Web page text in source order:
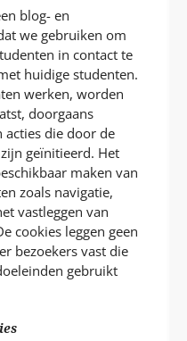
blog- en
we gebruiken om
in contact te
huidige studenten.
werken, worden
doorgaans
acties die door de
geïnitieerd. Het
maken van
zoals navigatie,
vastleggen van
cookies leggen geen
bezoekers vast die
gebruikt